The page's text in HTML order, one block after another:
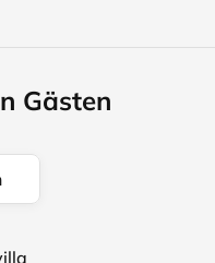
Gästen